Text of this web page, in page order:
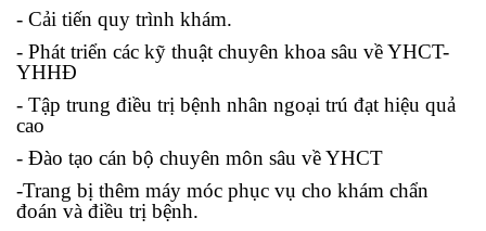
- Cải tiến quy trình khám.
- Phát triển các kỹ thuật chuyên khoa sâu về YHCT-
YHHĐ
- Tập trung điều trị bệnh nhân ngoại trú đạt hiệu quả
cao
- Đào tạo cán bộ chuyên môn sâu về YHCT
-Trang bị thêm máy móc phục vụ cho khám chẩn
đoán và điều trị bệnh.